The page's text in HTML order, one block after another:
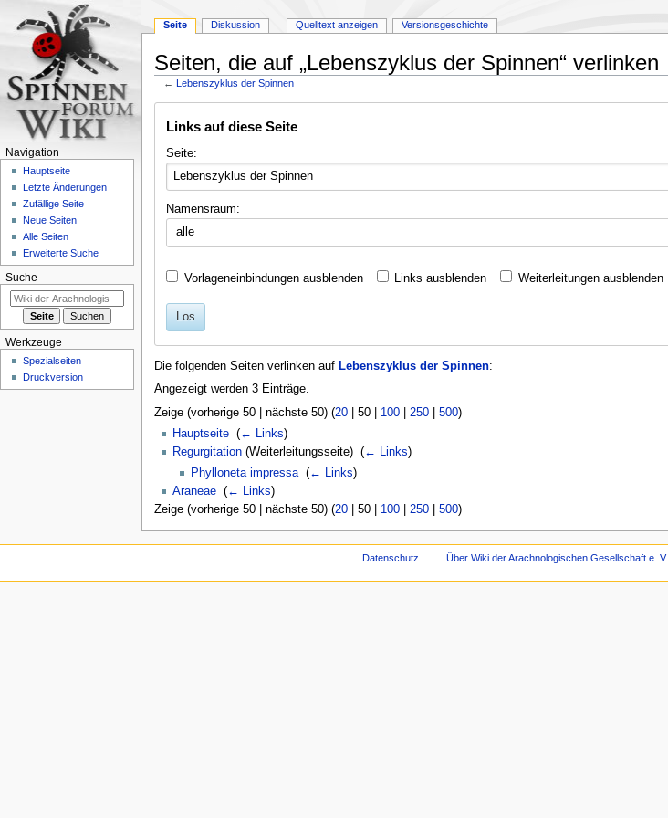
Seiten, die auf „Lebenszyklus der Spinnen“ verlinken
← Lebenszyklus der Spinnen
Navigation
Suche
Links auf diese Seite
Seite:
Namensraum:
alle
Vorlageneinbindungen ausblenden Links ausblenden Weiterleitungen ausblenden
Los
Die folgenden Seiten verlinken auf Lebenszyklus der Spinnen:
Angezeigt werden 3 Einträge.
Zeige (vorherige 50| nächste 50) (20| 50| 100| 250| 500)
Hauptseite‎ (← Links)
Regurgitation(Weiterleitungsseite) ‎ (← Links)
Phylloneta impressa ‎(← Links)
Araneae‎ (← Links)
Zeige (vorherige 50| nächste 50) (20| 50| 100| 250| 500)
Seite Diskussion Quelltext anzeigen Versionsgeschichte
Navigation
Hauptseite
Letzte Änderungen
Zufällige Seite
Neue Seiten
Alle Seiten
Erweiterte Suche
Suche
Werkzeuge
Spezialseiten
Druckversion
Datenschutz Über Wiki der Arachnologischen Gesellschaft e. V.